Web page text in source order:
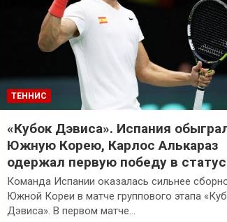
ТЕННИС
«Кубок Дэвиса». Испания
Южную Корею, Карлос Алькараз
одержал первую победу в
Команда Испании оказалась сильнее
Южной Кореи в матче группового этапа
Дэвиса». В первом матче…